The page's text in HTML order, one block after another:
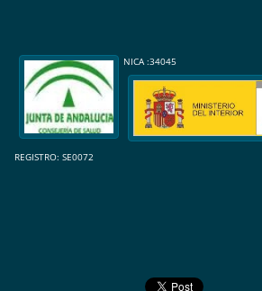
NICA :34045
REGISTRO: SE0072